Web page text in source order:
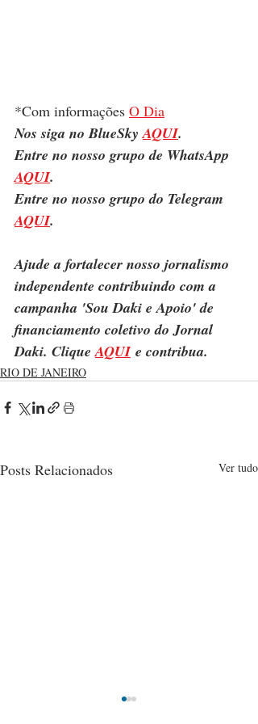
*Com informações O Dia
Nos siga no BlueSky AQUI.
Entre no nosso grupo de WhatsApp
AQUI.
Entre no nosso grupo do Telegram
AQUI.
Ajude a fortalecer nosso jornalismo
independente contribuindo com a
campanha 'Sou Daki e Apoio' de
financiamento coletivo do Jornal
Daki. Clique AQUI e contribua.
RIO DE JANEIRO
Posts Relacionados Ver tudo